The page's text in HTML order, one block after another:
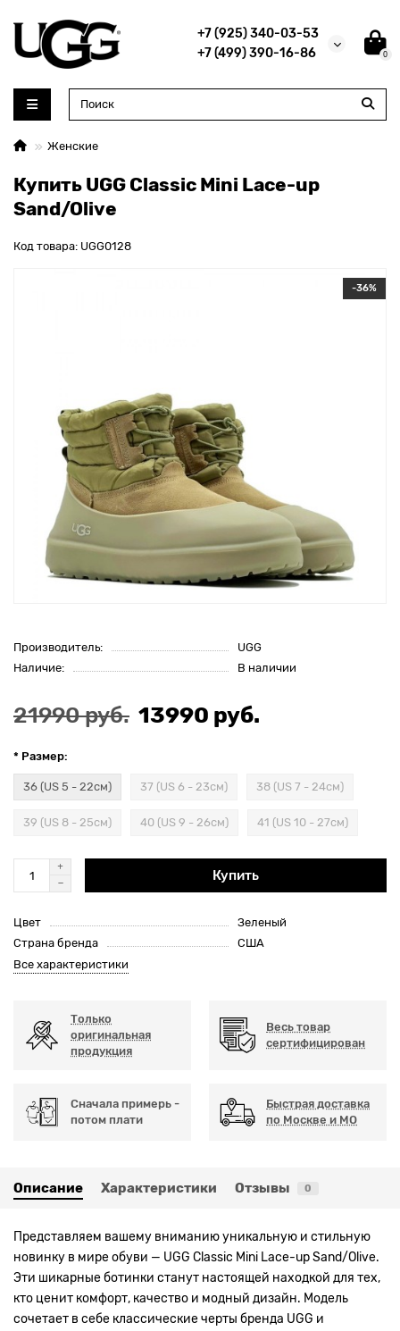
+7 (925) 340-03-53
+7 (499) 390-16-86
0
Женские
Купить UGG Classic Mini Lace-up
Sand/Olive
Код товара: UGG0128
-36%
Производитель:
UGG
Наличие:
В наличии
21990 руб. 13990 руб.
* Размер:
36 (US 5 - 22см) 37 (US 6 - 23см) 38 (US 7 - 24см)
39 (US 8 - 25см) 40 (US 9 - 26см) 41 (US 10 - 27см)
Купить
Цвет
Зеленый
Страна бренда
США
Все характеристики
Только
оригинальная
продукция
Весь товар
сертифицирован
Сначала примерь -
потом плати
Быстрая доставка
по Москве и МО
Описание Характеристики Отзывы 0
Представляем вашему вниманию уникальную и стильную
новинку в мире обуви — UGG Classic Mini Lace-up Sand/Olive.
Эти шикарные ботинки станут настоящей находкой для тех,
кто ценит комфорт, качество и модный дизайн. Модель
сочетает в себе классические черты бренда UGG и